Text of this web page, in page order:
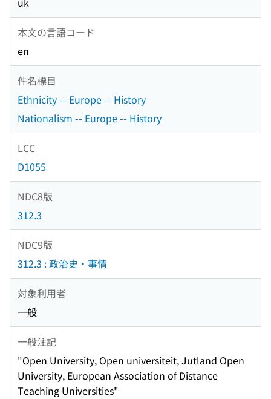
本文の言語コード
en
件名標目
Ethnicity -- Europe -- History
Nationalism -- Europe -- History
LCC
D1055
NDC8版
312.3
NDC9版
312.3 : 政治史・事情
対象利用者
一般
一般注記
"Open University, Open universiteit, Jutland Open
University, European Association of Distance
Teaching Universities"